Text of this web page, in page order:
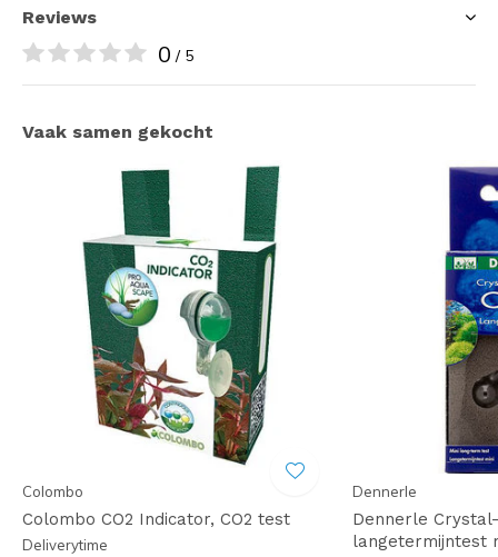
Reviews
0 / 5
Vaak samen gekocht
Colombo
Colombo CO2 Indicator, CO2 test
Deliverytime
Dennerle
Dennerle
langetermijntest